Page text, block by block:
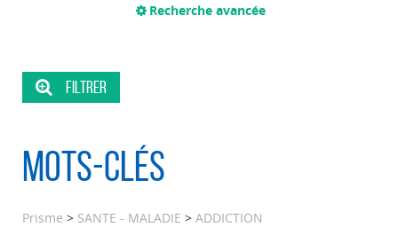
Recherche avancée
Mots-clés
Prisme > SANTE - MALADIE > ADDICTION